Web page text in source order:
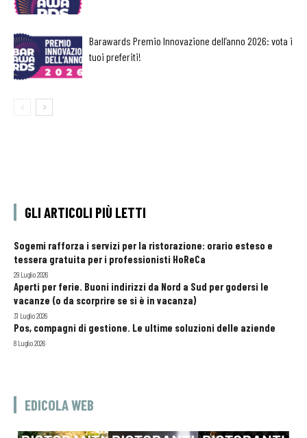
Barawards Premio Innovazione dell’anno 2026: vota i
tuoi preferiti!
GLI ARTICOLI PIÙ LETTI
Sogemi rafforza i servizi per la ristorazione: orario esteso e
tessera gratuita per i professionisti HoReCa
29 Luglio 2026
Aperti per ferie. Buoni indirizzi da Nord a Sud per godersi le
vacanze (o da scorprire se si è in vacanza)
31 Luglio 2026
Pos, compagni di gestione. Le ultime soluzioni delle aziende
8 Luglio 2026
EDICOLA WEB